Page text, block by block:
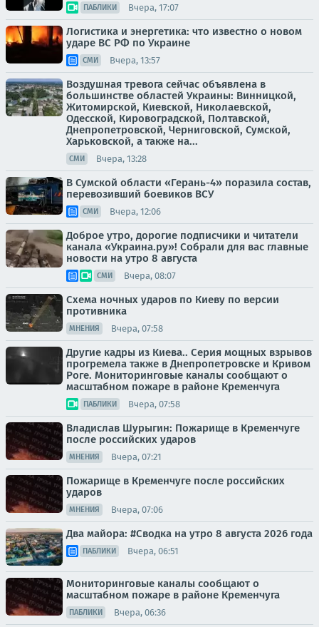
ПАБЛИКИ Вчера, 17:07
Логистика и энергетика: что известно о новом
ударе ВС РФ по Украине
СМИ Вчера, 13:57
Воздушная тревога сейчас объявлена в
большинстве областей Украины: Винницкой,
Житомирской, Киевской, Николаевской,
Одесской, Кировоградской, Полтавской,
Днепропетровской, Черниговской, Сумской,
Харьковской, а также на...
СМИ Вчера, 13:28
В Сумской области «Герань-4» поразила состав,
перевозивший боевиков ВСУ
СМИ Вчера, 12:06
Доброе утро, дорогие подписчики и читатели
канала «Украина.ру»! Собрали для вас главные
новости на утро 8 августа
СМИ Вчера, 08:07
Схема ночных ударов по Киеву по версии
противника
МНЕНИЯ Вчера, 07:58
Другие кадры из Киева.. Серия мощных взрывов
прогремела также в Днепропетровске и Кривом
Роге. Мониторинговые каналы сообщают о
масштабном пожаре в районе Кременчуга
ПАБЛИКИ Вчера, 07:58
Владислав Шурыгин: Пожарище в Кременчуге
после российских ударов
МНЕНИЯ Вчера, 07:21
Пожарище в Кременчуге после российских
ударов
МНЕНИЯ Вчера, 07:06
Два майора: #Сводка на утро 8 августа 2026 года
ПАБЛИКИ Вчера, 06:51
Мониторинговые каналы сообщают о
масштабном пожаре в районе Кременчуга
ПАБЛИКИ Вчера, 06:36